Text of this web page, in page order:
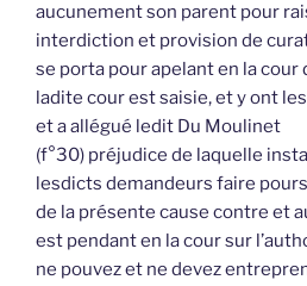
aucunement son parent pour
interdiction et provision de
se porta pour apelant en la
ladite cour est saisie, et y ont
et a allégué ledit Du Moulinet
(f°30) préjudice de laquelle
lesdicts demandeurs faire
de la présente cause contre et
est pendant en la cour sur
ne pouvez et ne devez